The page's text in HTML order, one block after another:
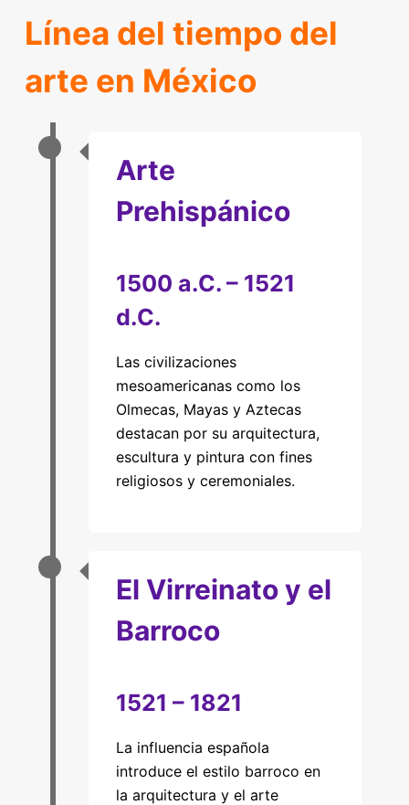
Línea del tiempo del
arte en México
Arte
Prehispánico
1500 a.C. – 1521
d.C.
Las civilizaciones
mesoamericanas como los
Olmecas, Mayas y Aztecas
destacan por su arquitectura,
escultura y pintura con fines
religiosos y ceremoniales.
El Virreinato y el
Barroco
1521 – 1821
La influencia española
introduce el estilo barroco en
la arquitectura y el arte